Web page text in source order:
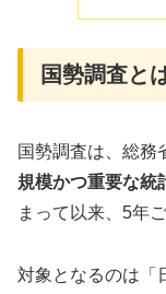
国勢調査と
国勢調査は、総務
規模かつ重要な統
まって以来、5年
対象となるのは「